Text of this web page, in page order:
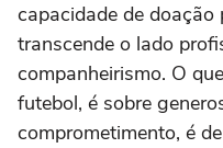
capacidade de doação
transcende o lado
companheirismo. O
futebol, é sobre
comprometimento, é